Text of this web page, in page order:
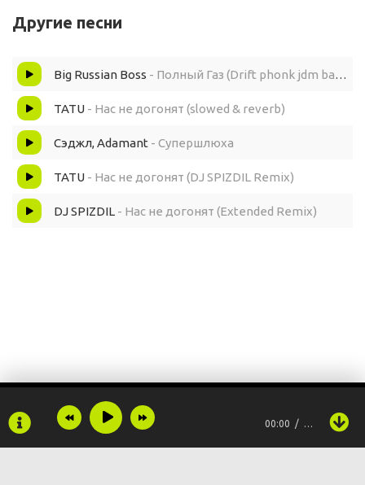
Другие песни
Big Russian Boss - Полный Газ (Drift phonk jdm basboosted remix)
TATU - Нас не догонят (slowed & reverb)
Сэджл, Adamant - Супершлюха
TATU - Нас не догонят (DJ SPIZDIL Remix)
DJ SPIZDIL - Нас не догонят (Extended Remix)
00:00